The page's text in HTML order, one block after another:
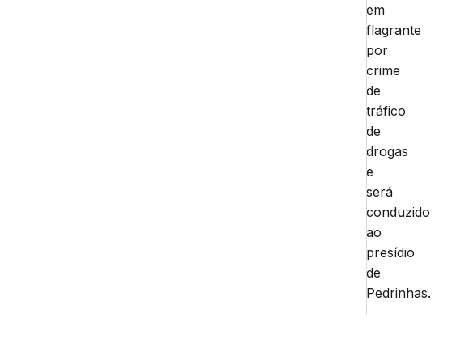
em
flagrante
por
crime
de
tráfico
de
drogas
e
será
conduzido
ao
presídio
de
Pedrinhas.